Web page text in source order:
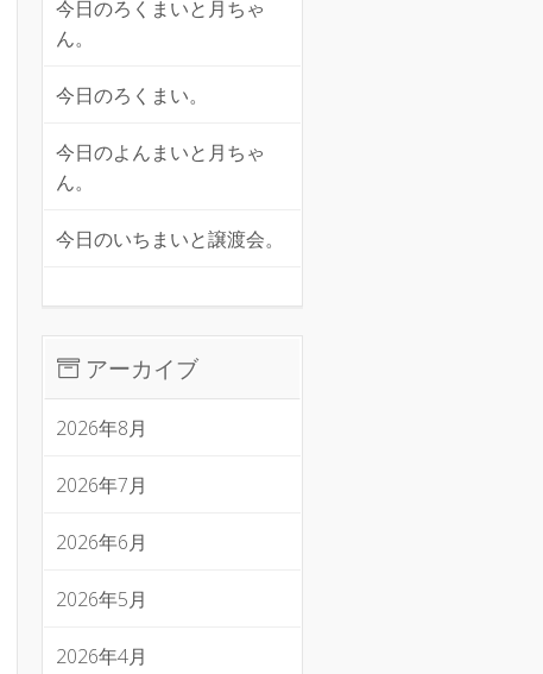
今日のろくまいと月ちゃ
ん。
今日のろくまい。
今日のよんまいと月ちゃ
ん。
今日のいちまいと譲渡会。
アーカイブ
2026年8月
2026年7月
2026年6月
2026年5月
2026年4月